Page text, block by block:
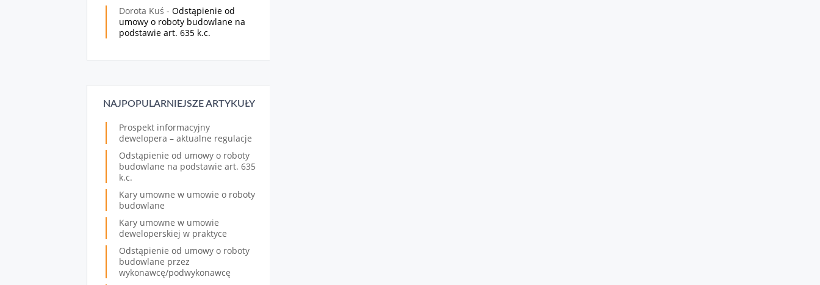
Dorota Kuś - Odstąpienie od
umowy o roboty budowlane na
podstawie art. 635 k.c.
NAJPOPULARNIEJSZE ARTYKUŁY
Prospekt informacyjny
dewelopera – aktualne regulacje
Odstąpienie od umowy o roboty
budowlane na podstawie art. 635
k.c.
Kary umowne w umowie o roboty
budowlane
Kary umowne w umowie
deweloperskiej w praktyce
Odstąpienie od umowy o roboty
budowlane przez
wykonawcę/podwykonawcę